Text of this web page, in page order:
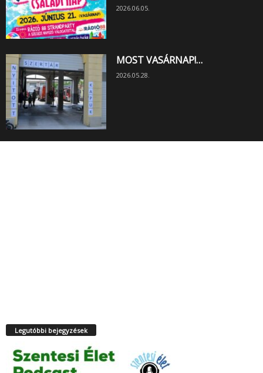
2026.06.05.
MOST VASÁRNAP!…
2026.05.28.
Legutóbbi bejegyzések